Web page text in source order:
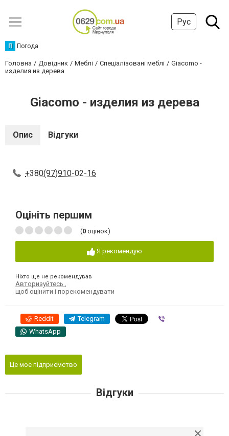
Рус
П Погода
Головна Довідник Меблі Спеціалізовані меблі
Giacomo -
изделия из дерева
Giacomo - изделия из дерева
Опис Відгуки
+380(97)910-02-16
Оцініть першим
(0 оцінок)
Я рекомендую
Ніхто ще не рекомендував
Авторизуйтесь
щоб оцінити і порекомендувати
Reddit Telegram
WhatsApp
Це моє підприємство
Відгуки